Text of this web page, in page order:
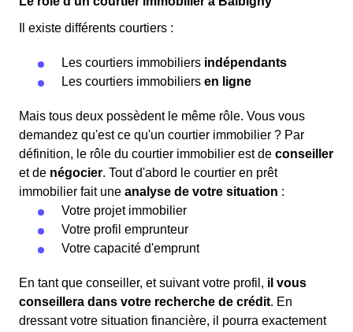
Il existe différents courtiers :
Les courtiers immobiliers indépendants
Les courtiers immobiliers en ligne
Mais tous deux possèdent le même rôle. Vous vous
demandez qu'est ce qu'un courtier immobilier ? Par
définition, le rôle du courtier immobilier est de conseiller
et de négocier. Tout d'abord le courtier en prêt
immobilier fait une analyse de votre situation :
Votre projet immobilier
Votre profil emprunteur
Votre capacité d'emprunt
En tant que conseiller, et suivant votre profil, il vous
conseillera dans votre recherche de crédit. En
dressant votre situation financière, il pourra exactement